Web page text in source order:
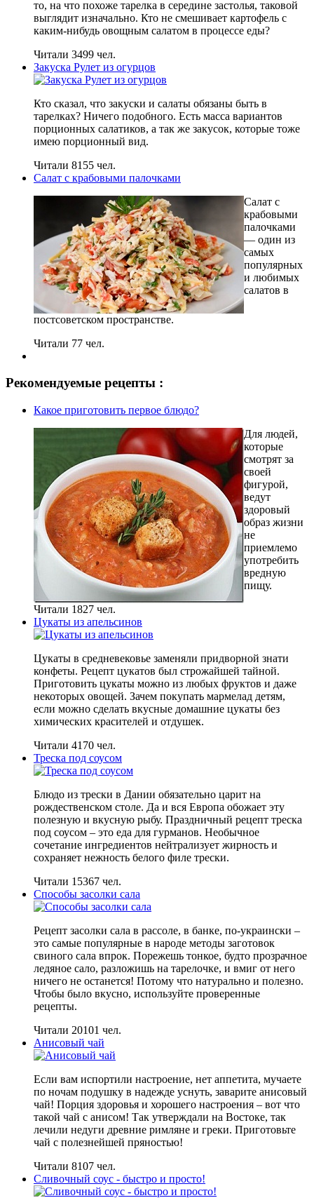
то, на что похоже тарелка в середине застолья, таковой
выглядит изначально. Кто не смешивает картофель с
каким-нибудь овощным салатом в процессе еды?
Читали 3499 чел.
Закуска Рулет из огурцов
Кто сказал, что закуски и салаты обязаны быть в
тарелках? Ничего подобного. Есть масса вариантов
порционных салатиков, а так же закусок, которые тоже
имею порционный вид.
Читали 8155 чел.
Салат с крабовыми палочками
Салат с
крабовыми
палочками
— один из
самых
популярных
и любимых
салатов в
постсоветском пространстве.
Читали 77 чел.
Рекомендуемые рецепты :
Какое приготовить первое блюдо?
Для людей,
которые
смотрят за
своей
фигурой,
ведут
здоровый
образ жизни
не
приемлемо
употребить
вредную
пищу.
Читали 1827 чел.
Цукаты из апельсинов
Цукаты в средневековье заменяли придворной знати
конфеты. Рецепт цукатов был строжайшей тайной.
Приготовить цукаты можно из любых фруктов и даже
некоторых овощей. Зачем покупать мармелад детям,
если можно сделать вкусные домашние цукаты без
химических красителей и отдушек.
Читали 4170 чел.
Треска под соусом
Блюдо из трески в Дании обязательно царит на
рождественском столе. Да и вся Европа обожает эту
полезную и вкусную рыбу. Праздничный рецепт треска
под соусом – это еда для гурманов. Необычное
сочетание ингредиентов нейтрализует жирность и
сохраняет нежность белого филе трески.
Читали 15367 чел.
Способы засолки сала
Рецепт засолки сала в рассоле, в банке, по-украински –
это самые популярные в народе методы заготовок
свиного сала впрок. Порежешь тонкое, будто прозрачное
ледяное сало, разложишь на тарелочке, и вмиг от него
ничего не останется! Потому что натурально и полезно.
Чтобы было вкусно, используйте проверенные
рецепты.
Читали 20101 чел.
Анисовый чай
Если вам испортили настроение, нет аппетита, мучаете
по ночам подушку в надежде уснуть, заварите анисовый
чай! Порция здоровья и хорошего настроения – вот что
такой чай с анисом! Так утверждали на Востоке, так
лечили недуги древние римляне и греки. Приготовьте
чай с полезнейшей пряностью!
Читали 8107 чел.
Сливочный соус - быстро и просто!